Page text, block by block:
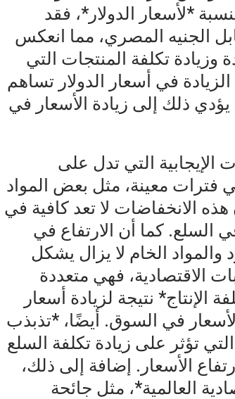
*لأسعار الدولار*، فقد
الجنيه المصري، مما انعكس
تكلفة المنتجات التي
في أسعار الدولار تساهم
يؤدي ذلك إلى زيادة الأسعار في
التي تدل على
معينة، مثل بعض المواد
هذه الانخفاضات لا تعد كافية في
السلع. كما أن الارتفاع في
والمواد الخام لا يزال يشكل
الاقتصادية، فهي متعددة
الإنتاج* نتيجة لزيادة أسعار
في السوق. أيضًا، *تذبذب
تؤثر على زيادة تكلفة السلع
الأسعار. إضافة إلى ذلك،
العالمية*، مثل جائحة